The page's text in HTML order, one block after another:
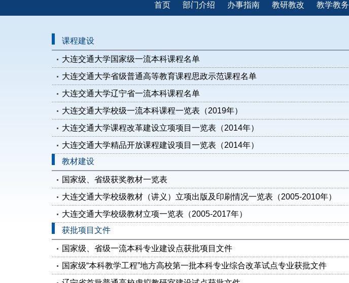
首页 部门介绍 办事指南 教研教改 教学教务
课程建设
大连交通大学国家级一流本科课程名单
大连交通大学省级普通高等教育课程思政示范课程名单
大连交通大学辽宁省一流本科课程名单
大连交通大学校级一流本科课程一览表（2019年）
大连交通大学课程改革建设立项项目一览表（2014年）
大连交通大学精品开放课程建设项目一览表（2014年）
教材建设
国家级、省级获奖教材一览表
大连交通大学校级教材（讲义）立项出版及印刷情况一览表（2005-2010年）
大连交通大学校级教材立项一览表（2005-2017年）
获批项目文件
国家级、省级一流本科专业建设点获批项目文件
国家级“本科教学工程”地方高校第一批本科专业综合改革试点专业获批文件